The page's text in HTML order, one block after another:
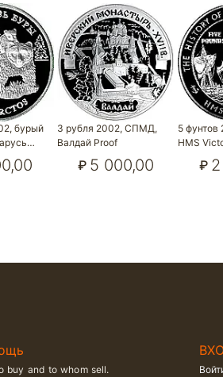
бурый
3 рубля 2002, СПМД,
Валдай Proof
₽ 5 000,00
5 фунтов
HMS
₽
buy and to whom sell.